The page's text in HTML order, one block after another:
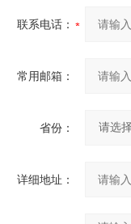
联系电话：
常用邮箱：
省份：
详细地址：